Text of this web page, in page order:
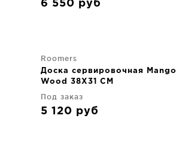
6 550 руб
Roomers
Доска сервировочная Mango
Wood 38X31 CM
Под заказ
5 120 руб